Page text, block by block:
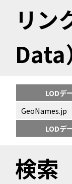
リン
Data
LODデ
GeoNames.jp
LODデ
検索